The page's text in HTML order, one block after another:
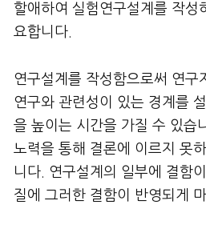
할애하여 실험연구설계를 작성
요합니다.
연구설계를 작성함으로써 연구
연구와 관련성이 있는 경계를
을 높이는 시간을 가질 수 있습
노력을 통해 결론에 이르지 못
니다. 연구설계의 일부에 결함
질에 그러한 결함이 반영되게